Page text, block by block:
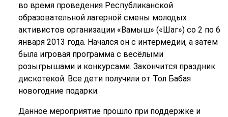
во время проведения Республиканской
образовательной лагерной смены молодых
активистов организации «Вамыш» («Шаг») со 2 по 6
января 2013 года. Начался он с интермедии, а затем
была игровая программа с весёлыми
розыгрышами и конкурсами. Закончится праздник
дискотекой. Все дети получили от Тол Бабая
новогодние подарки.
Данное мероприятие прошло при поддержке и